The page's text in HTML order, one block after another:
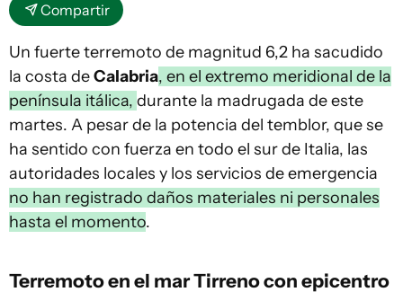
Compartir
Un fuerte terremoto de magnitud 6,2 ha sacudido
la costa deCalabria, en el extremo meridional de la
península itálica, durante la madrugada de este
martes. A pesar de la potencia del temblor, que se
ha sentido con fuerza en todo el sur de Italia, las
autoridades locales y los servicios de emergencia
no han registrado daños materiales ni personales
hasta el momento.
Terremoto en el mar Tirreno con epicentro